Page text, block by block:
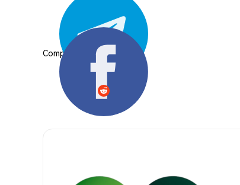
Compartilhar: